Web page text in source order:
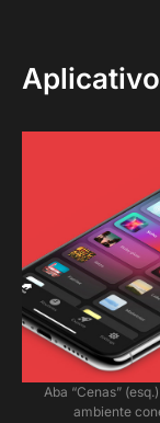
Aba “Cenas”
ambiente